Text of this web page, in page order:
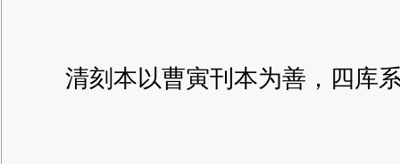
清刻本以曹寅刊本为善，四库